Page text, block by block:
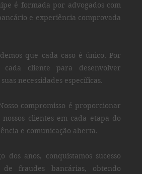
é formada por advogados com
e experiência comprovada
que cada caso é único. Por
cliente para desenvolver
necessidades específicas.
compromisso é proporcionar
clientes em cada etapa do
e comunicação aberta.
dos anos, conquistamos sucesso
de fraudes bancárias, obtendo